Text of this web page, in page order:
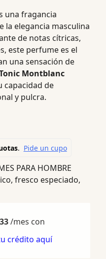
una fragancia
la elegancia masculina
de notas cítricas,
este perfume es el
una sensación de
Montblanc
capacidad de
y pulcra.
PARA HOMBRE
, fresco especiado,
/mes con
crédito aquí